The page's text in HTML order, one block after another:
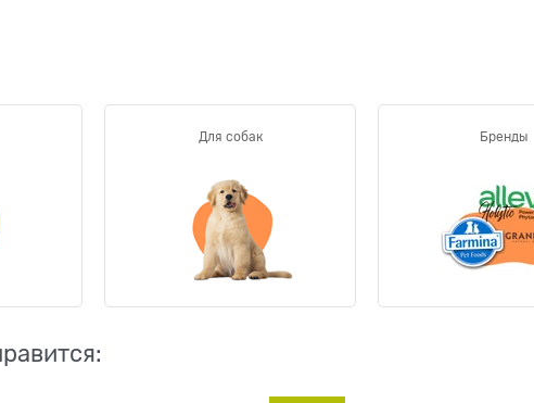
Для собак Бренды